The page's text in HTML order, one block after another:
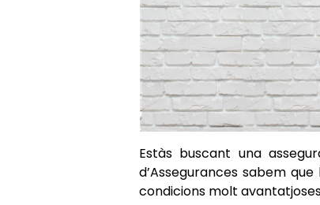
Estàs buscant una
d’Assegurances sabem
condicions molt